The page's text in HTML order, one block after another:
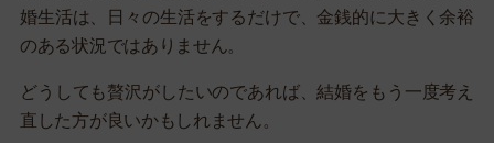
婚生活は、日々の生活をするだけで、金銭的に大きく余裕
のある状況ではありません。
どうしても贅沢がしたいのであれば、結婚をもう一度考え
直した方が良いかもしれません。